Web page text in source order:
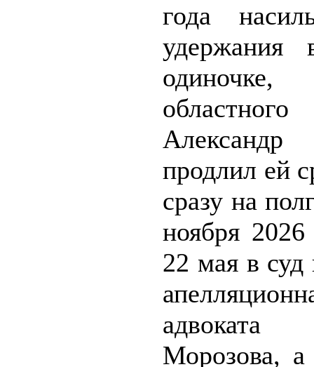
года
удержания
Александр
продлил ей
сразу на
ноября
22 мая в суд
Морозова,